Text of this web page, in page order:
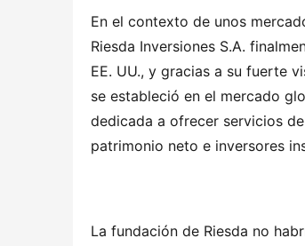
En el contexto de unos
Riesda Inversiones S.A.
EE. UU., y gracias a su fuerte
se estableció en el mercado
dedicada a ofrecer servicios
patrimonio neto e inversores
La fundación de Riesda no